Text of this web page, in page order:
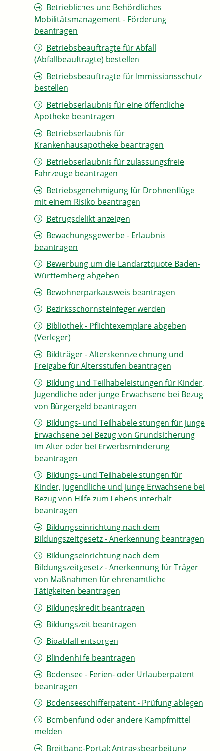
Betriebliches und Behördliches
Mobilitätsmanagement - Förderung
beantragen
Betriebsbeauftragte für Abfall
(Abfallbeauftragte) bestellen
Betriebsbeauftragte für Immissionsschutz
bestellen
Betriebserlaubnis für eine öffentliche
Apotheke beantragen
Betriebserlaubnis für
Krankenhausapotheke beantragen
Betriebserlaubnis für zulassungsfreie
Fahrzeuge beantragen
Betriebsgenehmigung für Drohnenflüge
mit einem Risiko beantragen
Betrugsdelikt anzeigen
Bewachungsgewerbe - Erlaubnis
beantragen
Bewerbung um die Landarztquote Baden-
Württemberg abgeben
Bewohnerparkausweis beantragen
Bezirksschornsteinfeger werden
Bibliothek - Pflichtexemplare abgeben
(Verleger)
Bildträger - Alterskennzeichnung und
Freigabe für Altersstufen beantragen
Bildung und Teilhabeleistungen für Kinder,
Jugendliche oder junge Erwachsene bei Bezug
von Bürgergeld beantragen
Bildungs- und Teilhabeleistungen für junge
Erwachsene bei Bezug von Grundsicherung
im Alter oder bei Erwerbsminderung
beantragen
Bildungs- und Teilhabeleistungen für
Kinder, Jugendliche und junge Erwachsene bei
Bezug von Hilfe zum Lebensunterhalt
beantragen
Bildungseinrichtung nach dem
Bildungszeitgesetz - Anerkennung beantragen
Bildungseinrichtung nach dem
Bildungszeitgesetz - Anerkennung für Träger
von Maßnahmen für ehrenamtliche
Tätigkeiten beantragen
Bildungskredit beantragen
Bildungszeit beantragen
Bioabfall entsorgen
Blindenhilfe beantragen
Bodensee - Ferien- oder Urlauberpatent
beantragen
Bodenseeschifferpatent - Prüfung ablegen
Bombenfund oder andere Kampfmittel
melden
Breitband-Portal: Antragsbearbeitung